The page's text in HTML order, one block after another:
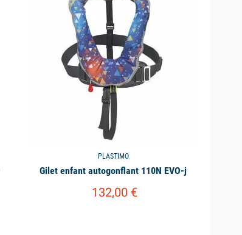
PLASTIMO
Gilet enfant autogonflant 110N EVO-j
132,00 €